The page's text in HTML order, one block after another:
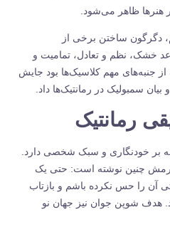
هنرها ظاهر می‌شود.
دگرگون ساختن برخی از
خشک، نظم و تعادل، تمامیت و
جنبه‌های مهم کلاسیک‌ها بود جایش
سمبولیک در رمانتیک‌ها داد.
رمانتیک
بر خودنگاری و سبک شخصی دارد.
چنین نوشته است: حتی یک
آن را حس نکرده باشم و بازتاب
هدف شوپن جوان نیز جهان نو